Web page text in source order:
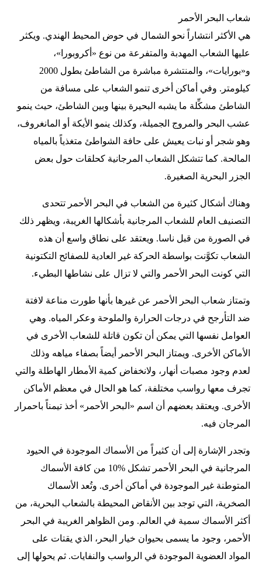
شعاب البحر الأحمر
هي الأكثر انتشاراً نحو الشمال في حوض المحيط الهندي. ويكثر
عليها الشعاب المهدبة والمتفرعة من نوع «أكروبورا»،
و«بورايات»، والمنتشرة مباشرة من الشاطئ بطول 2000
كيلومتر. وفي أماكن أخرى تنمو الشعاب على مسافة من
الشاطئ مشكِّلة ما يشبه البحيرة بينها وبين الشاطئ، حيث ينمو
عشب البحر والمروج الجميلة، وكذلك ينمو الأيكة أو المانغروف،
وهو شجر أو نبات يعيش على حافة الشواطئ متغذياً بالمياه
المالحة. كما تتشكل الشعاب المرجانية كحلقات حول بعض
الجزر البحرية الصغيرة.
وهناك أشكال كثيرة من الشعاب في البحر الأحمر تتحدى
التصنيف العام للشعاب المرجانية بأشكالها الغريبة، ويظهر ذلك
في الصورة من قبل ناسا. ويعتقد على نطاق واسع أن هذه
الشعاب تكوَّنت بواسطة الحركة غير العادية للصفائح التكتونية
التي كونت البحر الأحمر والتي لا تزال على نشاطها البطيء.
وتمتاز شعاب البحر الأحمر عن غيرها بأنها طورت مناعة لافتة
ضد التأرجح في درجات الحرارة والملوحة وعكر المياه. وهي
العوامل نفسها التي يمكن أن تكون قاتلة للشعاب الأخرى في
الأماكن الأخرى. ويمتاز البحر الأحمر أيضاً بصفاء مياهه وذلك
لعدم وجود مصبات أنهار، ولانخفاض كمية الأمطار الهاطلة والتي
تجرف معها رواسب مختلفة، كما هو الحال في معظم الأماكن
الأخرى. ويعتقد بعضهم أن اسم «البحر الأحمر» أخذ تيمناً باحمرار
المرجان فيه.
وتجدر الإشارة إلى أن كثيراً من الأسماك الموجودة في الحيود
المرجانية في البحر الأحمر تشكل %10 من كافة الأسماك
المتوطنة غير الموجودة في أماكن أخرى. وتُعد الأسماك
الصخرية، التي توجد بين الأنقاض المحيطة بالشعاب البحرية، من
أكثر الأسماك سمية في العالم. ومن الظواهر الغريبة في البحر
الأحمر، وجود ما يسمى بحيوان خيار البحر، الذي يقتات على
المواد العضوية الموجودة في الرواسب والنفايات. ثم يحولها إلى